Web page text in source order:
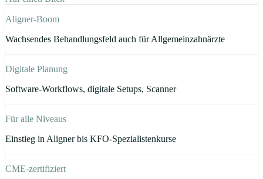
Strategies to strengthen communication and trust for long-term
adherence Details Kurstyp: Webinar ** Dauer ** 1h CE Credits: 1 CE
Aligner-Boom
Wachsendes Behandlungsfeld auch für Allgemeinzahnärzte
Digitale Planung
Software-Workflows, digitale Setups, Scanner
Für alle Niveaus
Einstieg in Aligner bis KFO-Spezialistenkurse
CME-zertifiziert